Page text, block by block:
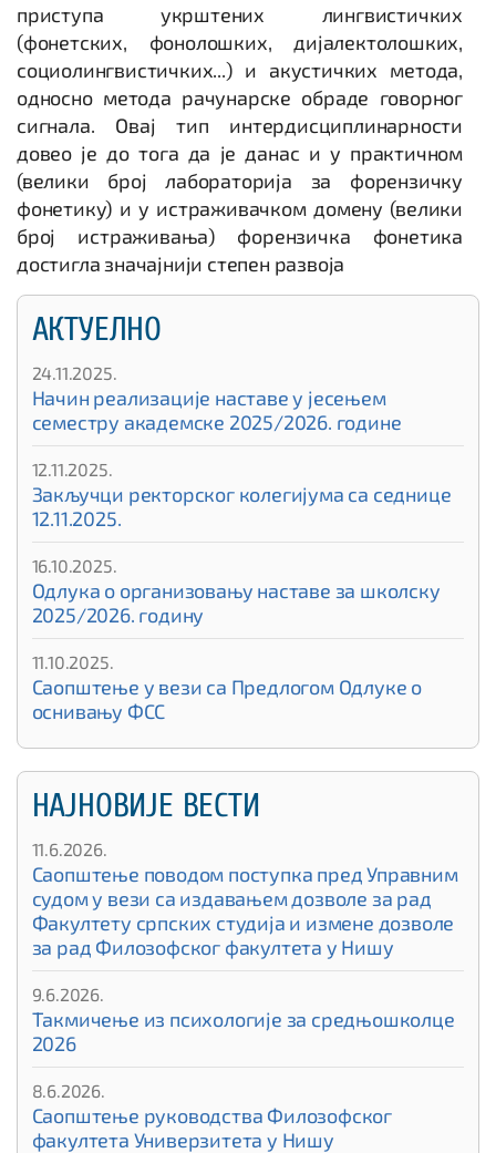
приступа укрштених лингвистичких
(фонетских, фонолошких, дијалектолошких,
социолингвистичких...) и акустичких метода,
односно метода рачунарске обраде говорног
сигнала. Овај тип интердисциплинарности
довео је до тога да је данас и у практичном
(велики број лабораторија за форензичку
фонетику) и у истраживачком домену (велики
број истраживања) форензичка фонетика
достигла значајнији степен развоја
АКТУЕЛНО
24.11.2025.
Начин реализације наставе у јесењем
семестру академске 2025/2026. године
12.11.2025.
Закључци ректорског колегијума са седнице
12.11.2025.
16.10.2025.
Одлука о организовању наставе за школску
2025/2026. годину
11.10.2025.
Саопштење у вези са Предлогом Одлуке о
оснивању ФСС
НАЈНОВИЈЕ ВЕСТИ
11.6.2026.
Саопштење поводом поступка пред Управним
судом у вези са издавањем дозволе за рад
Факултету српских студија и измене дозволе
за рад Филозофског факултета у Нишу
9.6.2026.
Такмичење из психологије за средњошколце
2026
8.6.2026.
Саопштење руководства Филозофског
факултета Универзитета у Нишу